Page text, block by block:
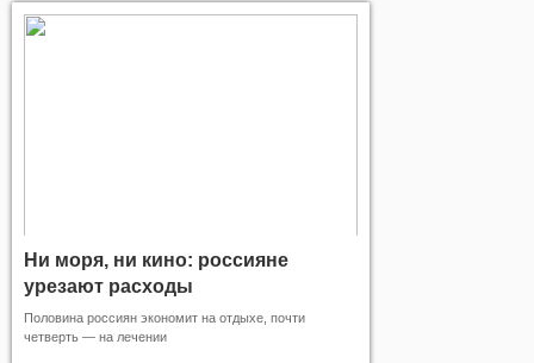
Ни моря, ни кино: россияне
урезают расходы
Половина россиян экономит на отдыхе, почти
четверть — на лечении